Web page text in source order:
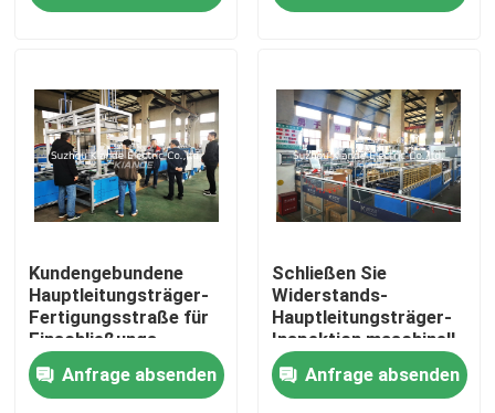
Treten Sie mit uns in Verbindung
Nachrichten
Fordern Sie ein Zitat
Hauptleitungsträger-Maschine
Hauptleitungsträger-Werkzeugmaschine
Kundengebundene
Hauptleitungsträger-
Fertigungsstraße für
Einschließungs-
Versammlung LV
BuswayAnfrage absenden
Schließen Sie
Widerstands-
Hauptleitungsträger-
Inspektion maschinell
bearbeitet
automatisiert kurz
Anfrage absenden